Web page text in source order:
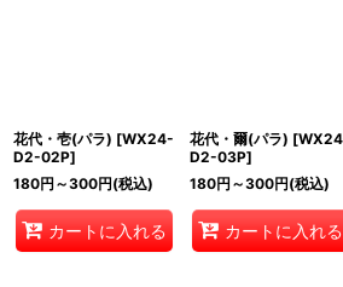
花代・壱(パラ) [WX24-
D2-02P]
180円 ～300円(税込)
カートに入れる
花代・爾(パラ) [
D2-03P]
180円 ～300円(税込)
カートに入れる